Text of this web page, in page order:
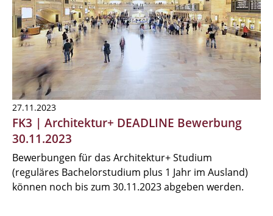
27.11.2023
FK3 | Architektur+ DEADLINE Bewerbung
30.11.2023
Bewerbungen für das Architektur+ Studium
(reguläres Bachelorstudium plus 1 Jahr im Ausland)
können noch bis zum 30.11.2023 abgeben werden.